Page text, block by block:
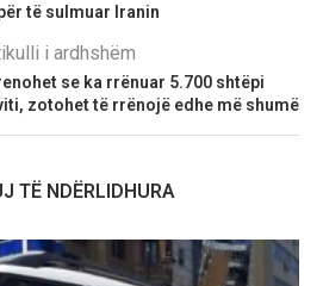
të sulmuar Iranin
i ardhshëm
se ka rrënuar 5.700 shtëpi
zotohet të rrënojë edhe më shumë
TË NDËRLIDHURA